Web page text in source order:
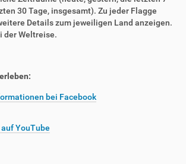
30 Tage, insgesamt). Zu jeder Flagge
Details zum jeweiligen Land anzeigen.
der Weltreise.
bei Facebook
YouTube